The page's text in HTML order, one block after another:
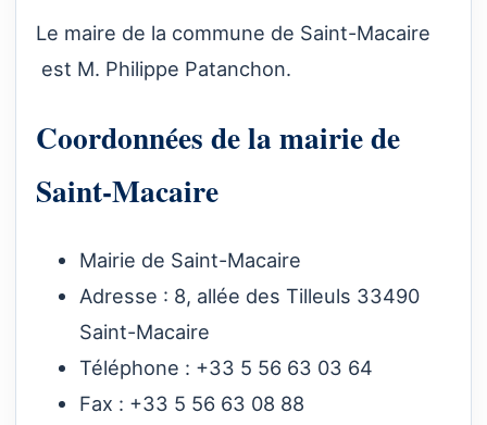
Le maire de la commune de Saint-Macaire
est M. Philippe Patanchon.
Coordonnées de la mairie de
Saint-Macaire
Mairie de Saint-Macaire
Adresse : 8, allée des Tilleuls 33490
Saint-Macaire
Téléphone : +33 5 56 63 03 64
Fax : +33 5 56 63 08 88